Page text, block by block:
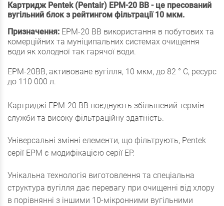
Картридж Pentek (Pentair) EPM-20 BB - це пресований
вугільний блок з рейтингом фільтрації 10 мкм.
Призначення: EPM-20 BB використання в побутових та
комерційних та муніципальних системах очищення
води як холодної так гарячої води.
EPM-20ВВ, активоване вугілля, 10 мкм, до 82 ° С, ресурс
до 110 000 л.
Картриджі EPM-20 BB поєднують збільшений термін
служби та високу фільтраційну здатність.
Універсальні змінні елементи, що фільтрують, Pentek
серії EPM є модифікацією серії EP.
Унікальна технологія виготовлення та спеціальна
структура вугілля дає перевагу при очищенні від хлору
в порівнянні з іншими 10-мікронними вугільними